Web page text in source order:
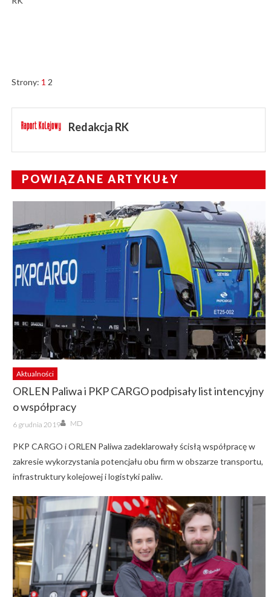
Strony: 1 2
Redakcja RK
POWIĄZANE ARTYKUŁY
Aktualności
ORLEN Paliwa i PKP CARGO podpisały list intencyjny
o współpracy
Posted
on
6 grudnia 2019 Author
MD
PKP CARGO i ORLEN Paliwa zadeklarowały ścisłą współpracę w
zakresie wykorzystania potencjału obu firm w obszarze transportu,
infrastruktury kolejowej i logistyki paliw.